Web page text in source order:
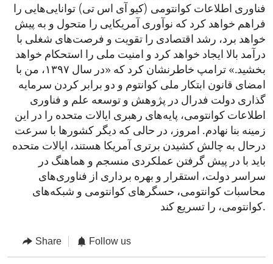
فناوری اطلاعات کوانتومی (کیو ‌آی ‌اس ‌تی) توانایی‌هایی را
فراهم خواهد کرد که نوآوری آمریکایی را متحول و به پیش
خواهد برد، رشد اقتصادی را تقویت و فرصت‌های شغلی با
درآمد بالا ایجاد خواهد کرد و امنیت ملی را استحکام خواهد
بخشید.» ترامپ خاطرنشان کرد که «در سال ۱۳۹۷، من با
امضای قانون ابتکار ملی کوانتوم و دو برابر کردن سرمایه‌
گذاری دولت فدرال در پژوهش و توسعه علم و فناوری
اطلاعات کوانتومی، پایه‌های رهبری ایالات متحده را در این
زمینه بنا نهادم. امروز، در حالی که دیگر کشورها با سرعت
درحال به چالش کشیدن برتری آمریکا هستند، ایالات متحده
باید با در پیش گرفتن عملکردی منسجم و هماهنگ در
سراسر دولت، استقرار و بهره برداری از فناوری‌های
محاسبات کوانتومی، حسگرهای کوانتومی و شبکه‌های
کوانتومی، را تسریع کند.
Share Follow us